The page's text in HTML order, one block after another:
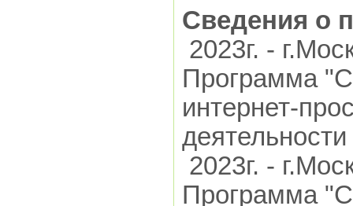
Сведения о
2023г. -
Программа
интернет-
2023г. -
Программа